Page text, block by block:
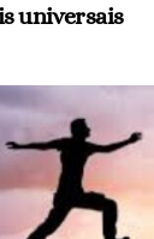
universais